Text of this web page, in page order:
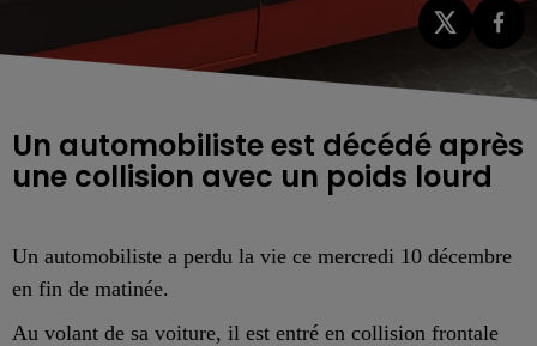
Un automobiliste est décédé après
une collision avec un poids lourd
Un automobiliste a perdu la vie ce mercredi 10 décembre
en fin de matinée.
Au volant de sa voiture, il est entré en collision frontale